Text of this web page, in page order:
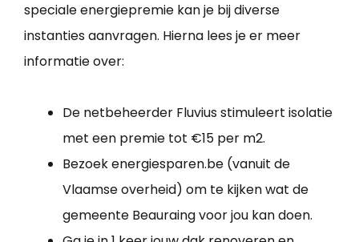
speciale energiepremie kan je bij diverse
instanties aanvragen. Hierna lees je er meer
informatie over:
De netbeheerder Fluvius stimuleert isolatie
met een premie tot €15 per m2.
Bezoek energiesparen.be (vanuit de
Vlaamse overheid) om te kijken wat de
gemeente Beauraing voor jou kan doen.